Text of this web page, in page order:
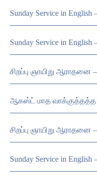
Sunday Service in English
Sunday Service in English
சிறப்பு ஞாயிறு ஆராதனை
ஆகஸ்ட் மாத வாக்குத்தத்த
சிறப்பு ஞாயிறு ஆராதனை
Sunday Service in English